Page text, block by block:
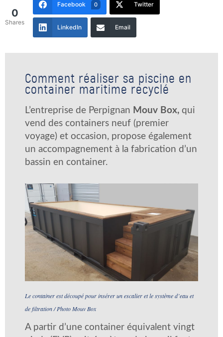
0
Shares
Facebook 0 Twitter
LinkedIn Email
Comment réaliser sa piscine en
container maritime recyclé
L’entreprise de Perpignan Mouv Box, qui
vend des containers neuf (premier
voyage) et occasion, propose également
un accompagnement à la fabrication d’un
bassin en container.
Le container est découpé pour insérer un escalier et le système d’eau et
de filtration / Photo Mouv Box
A partir d’une container équivalent vingt